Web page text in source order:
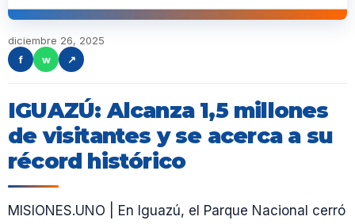
diciembre 26, 2025
f
w ↗
IGUAZÚ: Alcanza 1,5 millones
de visitantes y se acerca a su
récord histórico
MISIONES.UNO | En Iguazú, el Parque Nacional cerró